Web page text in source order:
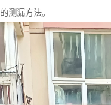
测漏方法。